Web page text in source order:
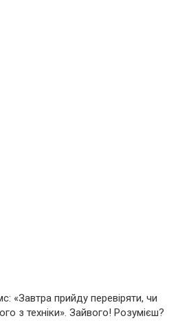
«Завтра прийду перевіряти, чи
з техніки». Зайвого! Розумієш?